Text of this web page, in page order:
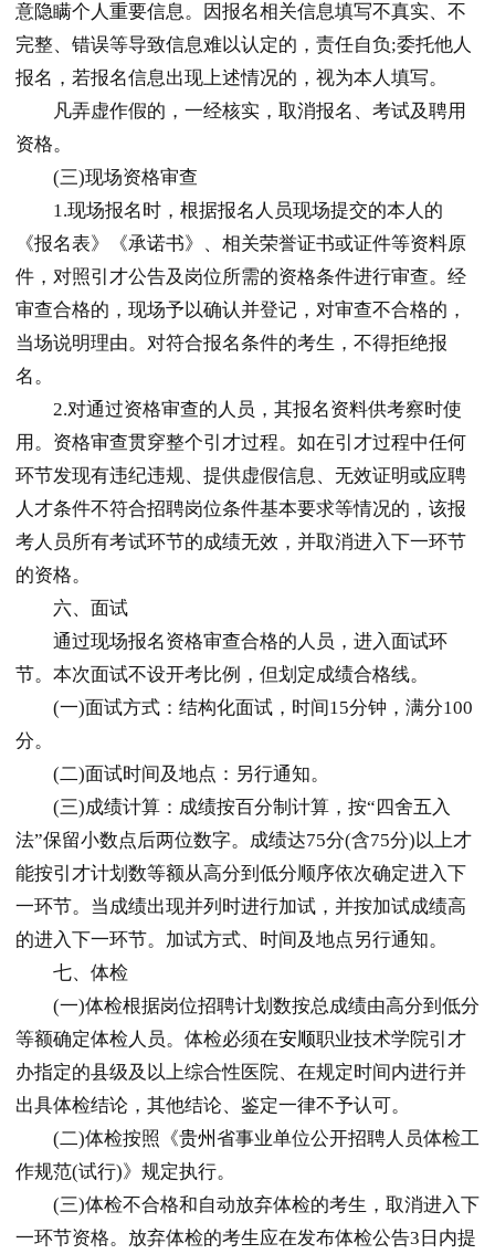
意隐瞒个人重要信息。因报名相关信息填写不真实、不
完整、错误等导致信息难以认定的，责任自负;委托他人
报名，若报名信息出现上述情况的，视为本人填写。
凡弄虚作假的，一经核实，取消报名、考试及聘用
资格。
(三)现场资格审查
1.现场报名时，根据报名人员现场提交的本人的
《报名表》《承诺书》、相关荣誉证书或证件等资料原
件，对照引才公告及岗位所需的资格条件进行审查。经
审查合格的，现场予以确认并登记，对审查不合格的，
当场说明理由。对符合报名条件的考生，不得拒绝报
名。
2.对通过资格审查的人员，其报名资料供考察时使
用。资格审查贯穿整个引才过程。如在引才过程中任何
环节发现有违纪违规、提供虚假信息、无效证明或应聘
人才条件不符合招聘岗位条件基本要求等情况的，该报
考人员所有考试环节的成绩无效，并取消进入下一环节
的资格。
六、面试
通过现场报名资格审查合格的人员，进入面试环
节。本次面试不设开考比例，但划定成绩合格线。
(一)面试方式：结构化面试，时间15分钟，满分100
分。
(二)面试时间及地点：另行通知。
(三)成绩计算：成绩按百分制计算，按“四舍五入
法”保留小数点后两位数字。成绩达75分(含75分)以上才
能按引才计划数等额从高分到低分顺序依次确定进入下
一环节。当成绩出现并列时进行加试，并按加试成绩高
的进入下一环节。加试方式、时间及地点另行通知。
七、体检
(一)体检根据岗位招聘计划数按总成绩由高分到低分
等额确定体检人员。体检必须在安顺职业技术学院引才
办指定的县级及以上综合性医院、在规定时间内进行并
出具体检结论，其他结论、鉴定一律不予认可。
(二)体检按照《贵州 省事业单位公开招聘人员体检工
作规范(试行)》规定执行。
(三)体检不合格和自动放弃体检的考生，取消进入下
一环节资格。放弃体检的考生应在发布体检公告3日内提